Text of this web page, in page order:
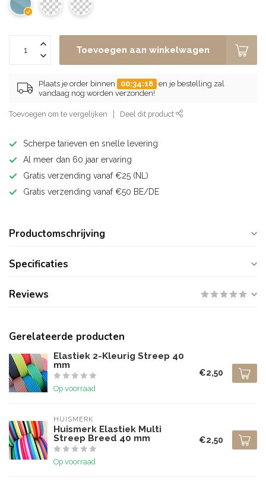
Toevoegen aan winkelwagen
Plaats je order binnen 00:34:18 en je bestelling zal
vandaag nog worden verzonden!
Toevoegen om te vergelijken Deel dit product
Scherpe tarieven en snelle levering
Al meer dan 60 jaar ervaring
Gratis verzending vanaf €25 (NL)
Gratis verzending vanaf €50 BE/DE
Productomschrijving
Specificaties
Reviews
Gerelateerde producten
Elastiek 2-Kleurig Streep 40
mm
Op voorraad
€2,50
HUISMERK
Huismerk Elastiek Multi
Streep Breed 40 mm
Op voorraad
€2,50